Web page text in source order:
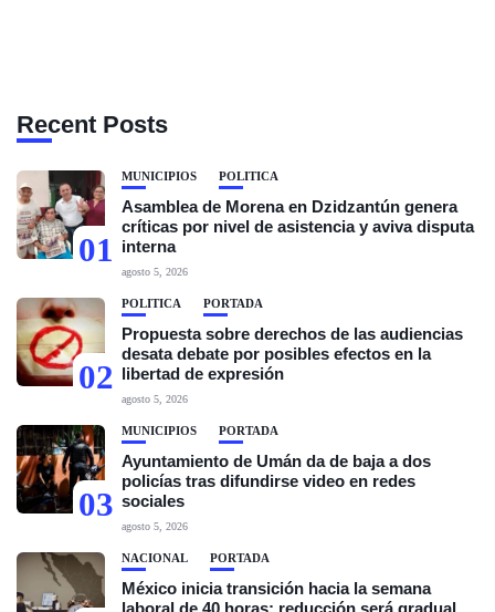
Recent Posts
01
MUNICIPIOS POLÍTICA
Asamblea de Morena en Dzidzantún genera
críticas por nivel de asistencia y aviva disputa
interna
agosto 5, 2026
02
POLÍTICA PORTADA
Propuesta sobre derechos de las audiencias
desata debate por posibles efectos en la
libertad de expresión
agosto 5, 2026
03
MUNICIPIOS PORTADA
Ayuntamiento de Umán da de baja a dos
policías tras difundirse video en redes
sociales
agosto 5, 2026
NACIONAL PORTADA
México inicia transición hacia la semana
laboral de 40 horas; reducción será gradual